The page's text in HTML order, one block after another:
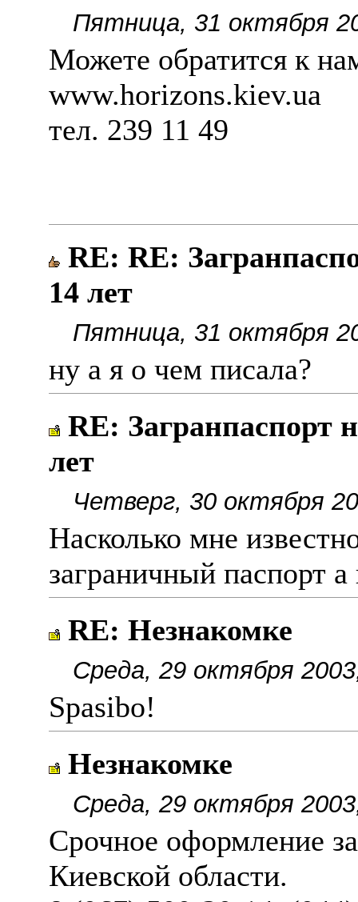
Пятница, 31 октября
Можете обратится к
www.horizons.kiev.ua
тел. 239 11 49
RE: RE:
14 лет
Пятница, 31 октября
ну а я о чем писала?
RE: Загранпаспорт
лет
Четверг, 30 октября
Насколько мне
заграничный паспорт
RE: Незнакомке
Среда, 29 октября
Spasibo!
Незнакомке
Среда, 29 октября
Срочное оформление
Киевской области.